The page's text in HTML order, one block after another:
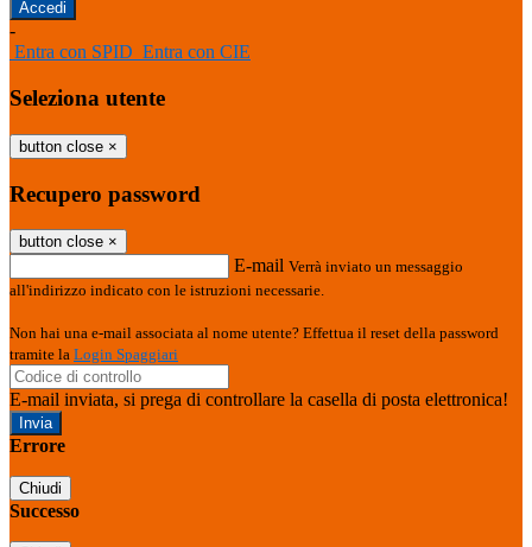
-
Entra con SPID Entra con CIE
Seleziona utente
button close ×
Recupero password
button close ×
E-mail Verrà inviato un messaggio
all'indirizzo indicato con le istruzioni necessarie.
Non hai una e-mail associata al nome utente? Effettua il reset della password
tramite la Login Spaggiari
E-mail inviata, si prega di controllare la casella di posta elettronica!
Errore
Chiudi
Successo